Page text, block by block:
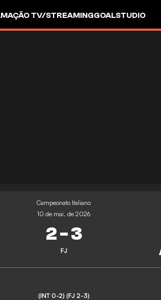
TV/STREAMINGGOALSTUDIO
Campeonato Italiano
10 de mai. de 2026
2-3
FJ
(INT 0-2) (FJ 2-3)